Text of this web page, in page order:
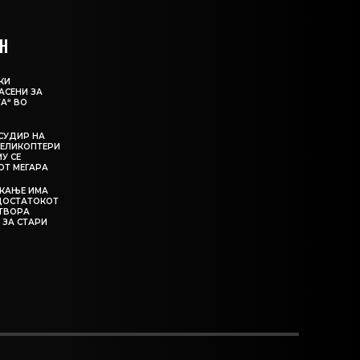
ЗА
ВО
НА
СЕ
МЕГАРА
ИМА
СТАРИ